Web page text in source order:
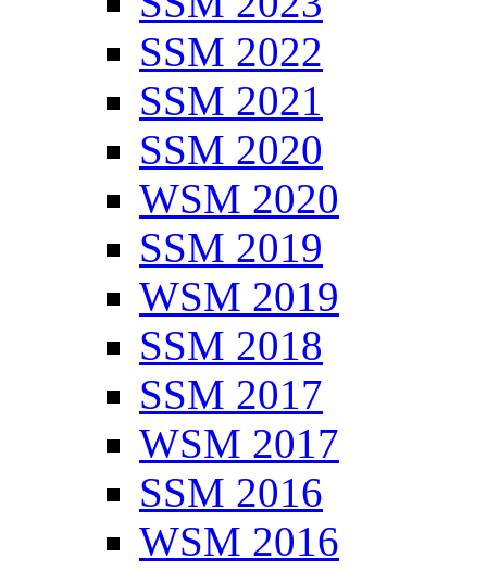
SSM 2022
SSM 2021
SSM 2020
WSM 2020
SSM 2019
WSM 2019
SSM 2018
SSM 2017
WSM 2017
SSM 2016
WSM 2016